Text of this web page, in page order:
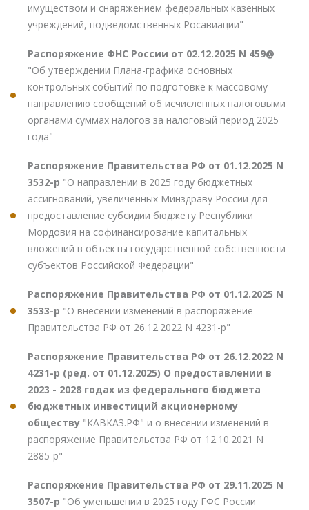
имуществом и снаряжением федеральных казенных
учреждений, подведомственных Росавиации"
Распоряжение ФНС России от 02.12.2025 N 459@
"Об утверждении Плана-графика основных
контрольных событий по подготовке к массовому
направлению сообщений об исчисленных налоговыми
органами суммах налогов за налоговый период 2025
года"
Распоряжение Правительства РФ от 01.12.2025 N
3532-р "О направлении в 2025 году бюджетных
ассигнований, увеличенных Минздраву России для
предоставление субсидии бюджету Республики
Мордовия на софинансирование капитальных
вложений в объекты государственной собственности
субъектов Российской Федерации"
Распоряжение Правительства РФ от 01.12.2025 N
3533-р "О внесении изменений в распоряжение
Правительства РФ от 26.12.2022 N 4231-р"
Распоряжение Правительства РФ от 26.12.2022 N
4231-р (ред. от 01.12.2025) О предоставлении в
2023 - 2028 годах из федерального бюджета
бюджетных инвестиций акционерному
обществу "КАВКАЗ.РФ" и о внесении изменений в
распоряжение Правительства РФ от 12.10.2021 N
2885-р"
Распоряжение Правительства РФ от 29.11.2025 N
3507-р "Об уменьшении в 2025 году ГФС России